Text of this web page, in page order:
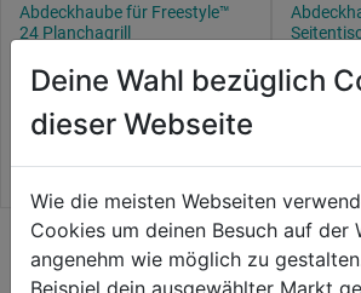
Abdeckhaube für Freestyle™
24 Planchagrill
1.0 (2)
1.0
von
Bewertungen
69,99€
1.0
2
Bewertung
Deine Wahl bezüglich
dieser Webseite
Wie die meisten Webseiten
Cookies um deinen Besuch auf der
angenehm wie möglich zu
Beispiel dein ausgewählter Markt